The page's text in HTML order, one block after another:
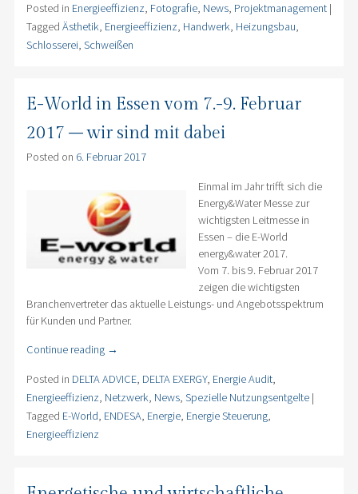
Posted in Energieeffizienz, Fotografie, News, Projektmanagement |
Tagged Ästhetik, Energieeffizienz, Handwerk, Heizungsbau,
Schlosserei, Schweißen
E-World in Essen vom 7.-9. Februar
2017 – wir sind mit dabei
Posted on 6. Februar 2017
Einmal im Jahrtrifft sich die
Energy&Water Messe zur
wichtigsten Leitmesse in
Essen – die E-World
energy&water 2017.
Vom 7. bis 9. Februar 2017
zeigen die wichtigsten
Branchenvertreter das aktuelle Leistungs- und Angebotsspektrum
für Kunden und Partner.
Continue reading →
Posted in DELTA ADVICE, DELTA EXERGY, Energie Audit,
Energieeffizienz, Netzwerk, News, Spezielle Nutzungsentgelte |
Tagged E-World, ENDESA, Energie, Energie Steuerung,
Energieeffizienz